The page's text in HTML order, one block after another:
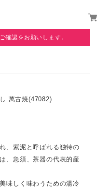
確認をお願いします。
萬古焼(47082)
、紫泥と呼ばれる独特の
、急須、茶器の代表的産
味しく味わうための湯冷